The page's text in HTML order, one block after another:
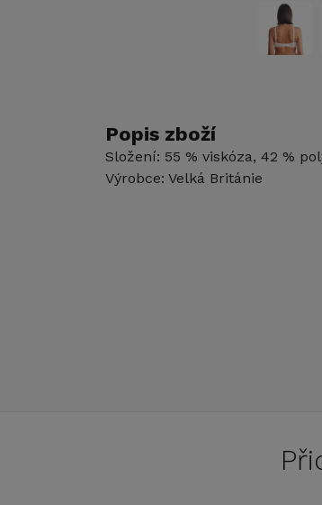
Popis zboží
Složení: 55 % viskóza, 42 %
Výrobce: Velká Británie